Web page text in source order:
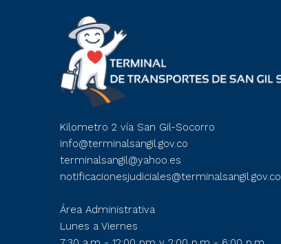
Kilometro 2 vía San Gil-Socorro
info@terminalsangil.gov.co
terminalsangil@yahoo.es
notificacionesjudiciales@terminalsangil.gov.co
Área Administrativa
Lunes a Viernes